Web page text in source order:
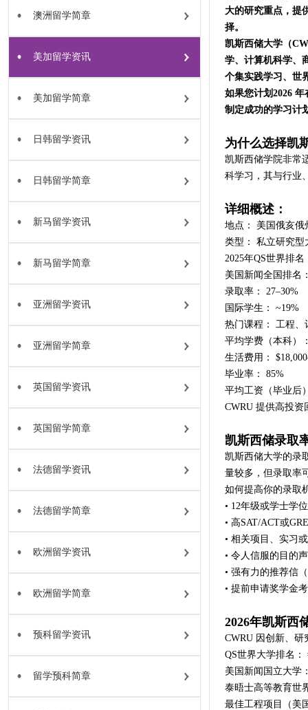
澳洲留学简章
美加留学资讯
美加留学简章
日韩留学资讯
日韩留学简章
新马留学资讯
新马留学简章
亚洲留学资讯
亚洲留学简章
英国留学资讯
英国留学简章
法德留学资讯
法德留学简章
欧洲留学资讯
欧洲留学简章
预科留学资讯
留学预科简章
大的研究重点，提
择。
凯斯西储大学（
学、计算机科学、
个集实践学习、世
如果您计划2026
制定成功的学习计
为什么选择凯
凯斯西储学院非常
科学习，其与行业
详细概述：
地点： 美国俄亥俄
类型： 私立研究型
2025年QS世界排名
美国新闻全国排名
录取率： 27–30%
国际学生： ~19%
热门课程： 工程、
平均学费（本科）
生活费用：
毕业率： 85%
平均工资（毕业后
CWRU 提供高投
凯斯西储录取
凯斯西储大学的录
量较多，但录取率
如何提高你的录取
• 12年级或学士学
• 高SAT/ACT或
• 相关项目、实习
• 令人信服的目的
• 强有力的推荐信
• 提前申请奖学金
2026年凯斯西
CWRU 因创新、
QS世界大学排名：
美国新闻国立大学
泰晤士高等教育世
最佳工程项目（美